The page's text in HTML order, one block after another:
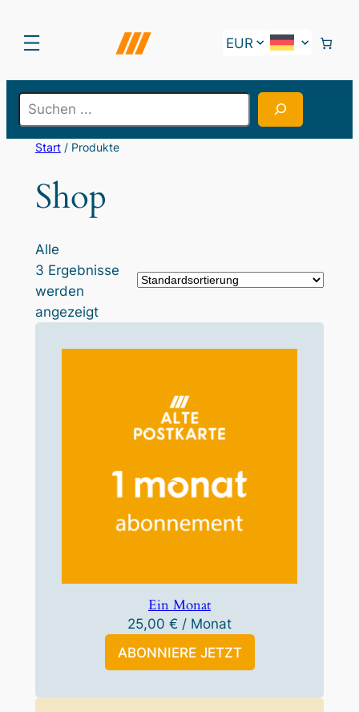
e
a
Start/ Produkte
Shop
Alle
3 Ergebnisse
werden
angezeigt
Ein Monat
25,00 € / Monat
ABONNIERE JETZT